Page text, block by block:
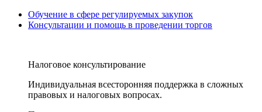
Обучение в сфере регулируемых закупок
Консультации и помощь в проведении торгов
Налоговое консультирование
Индивидуальная всесторонняя поддержка в сложных
правовых и налоговых вопросах.